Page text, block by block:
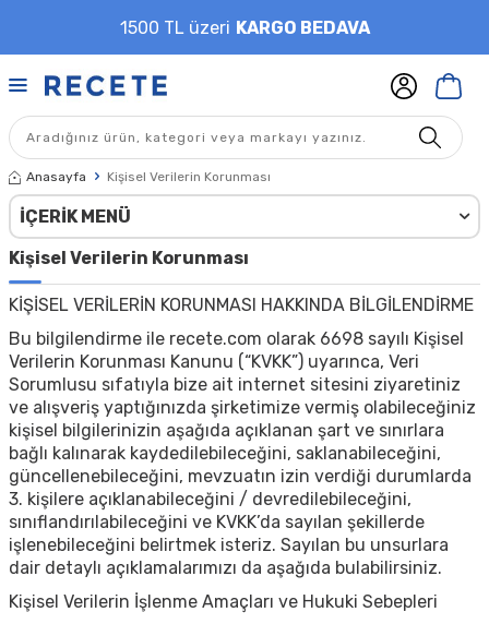
1500 TL üzeri KARGO BEDAVA
Anasayfa Kişisel Verilerin Korunması
İÇERIK MENÜ
Kişisel Verilerin Korunması
KİŞİSEL VERİLERİN KORUNMASI HAKKINDA BİLGİLENDİRME
Bu bilgilendirme ile recete.com olarak 6698 sayılı Kişisel
Verilerin Korunması Kanunu (“KVKK”) uyarınca, Veri
Sorumlusu sıfatıyla bize ait internet sitesini ziyaretiniz
ve alışveriş yaptığınızda şirketimize vermiş olabileceğiniz
kişisel bilgilerinizin aşağıda açıklanan şart ve sınırlara
bağlı kalınarak kaydedilebileceğini, saklanabileceğini,
güncellenebileceğini, mevzuatın izin verdiği durumlarda
3. kişilere açıklanabileceğini / devredilebileceğini,
sınıflandırılabileceğini ve KVKK’da sayılan şekillerde
işlenebileceğini belirtmek isteriz. Sayılan bu unsurlara
dair detaylı açıklamalarımızı da aşağıda bulabilirsiniz.
Kişisel Verilerin İşlenme Amaçları ve Hukuki Sebepleri